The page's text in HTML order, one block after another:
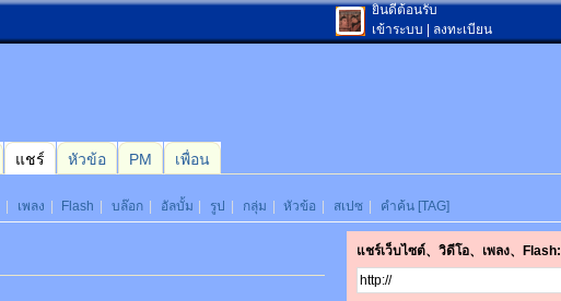
ยินดีต้อนรับ
เข้าระบบ
ลงทะเบียน
แชร์ หัวข้อ PM เพื่อน
เพลง Flash บล๊อก อัลบั้ม รูป กลุ่ม หัวข้อ สเปซ คำค้น [TAG]
แชร์เว็บไซต์、วิดีโอ、เพลง、Flash: